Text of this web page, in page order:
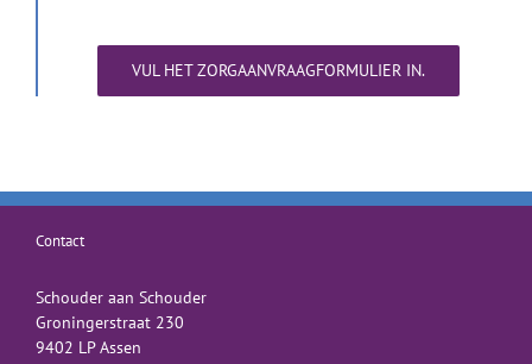
VUL HET ZORGAANVRAAGFORMULIER IN.
Contact
Schouder aan Schouder
Groningerstraat 230
9402 LP Assen